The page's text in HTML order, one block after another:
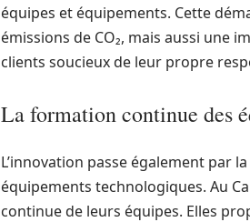
équipes et équipements. Cette
émissions de CO₂, mais aussi une
clients soucieux de leur propre
La formation continue des
L’innovation passe également par
équipements technologiques. Au
continue de leurs équipes. Elles